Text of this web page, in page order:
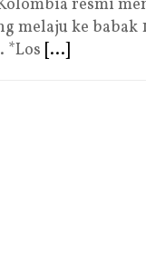
resmi
melaju ke babak
*Los [...]